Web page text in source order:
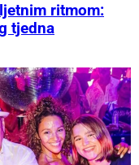
ritmom:
tjedna